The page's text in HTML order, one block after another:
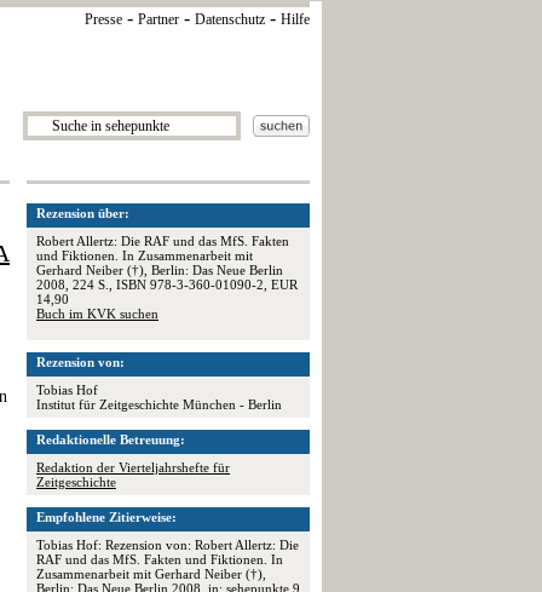
Presse - Partner - Datenschutz - Hilfe
Rezension über:
Robert Allertz: Die RAF und das MfS. Fakten
und Fiktionen. In Zusammenarbeit mit
Gerhard Neiber (†), Berlin: Das Neue Berlin
2008, 224 S., ISBN 978-3-360-01090-2, EUR
14,90
Buch im KVK suchen
Rezension von:
Tobias Hof
Institut für Zeitgeschichte München - Berlin
Redaktionelle Betreuung:
Redaktion der Vierteljahrshefte für
Zeitgeschichte
Empfohlene Zitierweise:
Tobias Hof: Rezension von: Robert Allertz: Die
RAF und das MfS. Fakten und Fiktionen. In
Zusammenarbeit mit Gerhard Neiber (†),
Berlin: Das Neue Berlin 2008, in: sehepunkte 9